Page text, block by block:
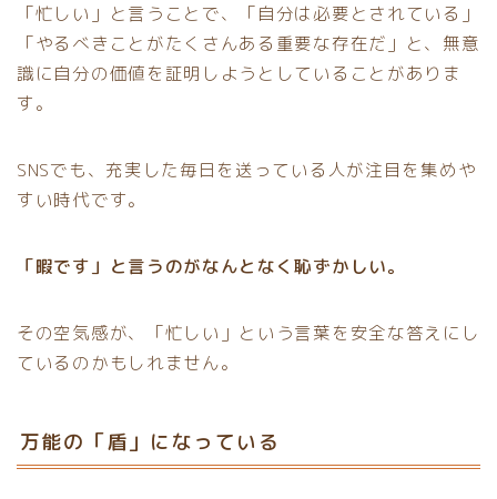
「忙しい」と言うことで、「自分は必要とされている」
「やるべきことがたくさんある重要な存在だ」と、無意
識に自分の価値を証明しようとしていることがありま
す。
SNSでも、充実した毎日を送っている人が注目を集めや
すい時代です。
「暇です」と言うのがなんとなく恥ずかしい。
その空気感が、「忙しい」という言葉を安全な答えにし
ているのかもしれません。
万能の「盾」になっている